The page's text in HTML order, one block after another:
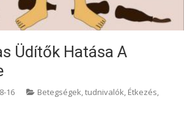
Üdítők Hatása A
16 Betegségek, tudnivalók, Étkezés,